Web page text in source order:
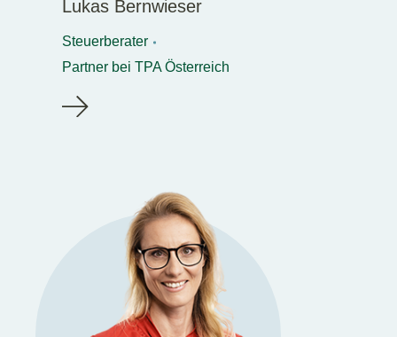
Lukas Bernwieser
Steuerberater
Partner bei TPA Österreich